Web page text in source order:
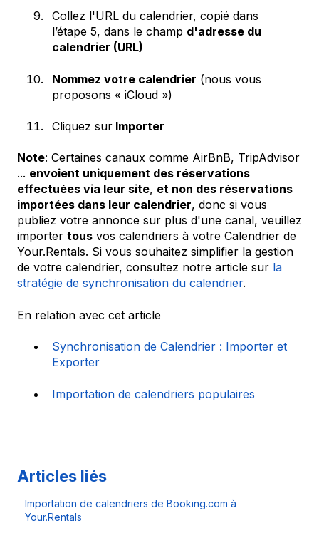
Collez l'URL du calendrier, copié dans
l’étape 5, dans le champ d'adresse du
calendrier (URL)
Nommez votre calendrier (nous vous
proposons « iCloud »)
Cliquez sur Importer
Note: Certaines canaux comme AirBnB, TripAdvisor
... envoient uniquement des réservations
effectuées via leur site, et non des réservations
importées dans leur calendrier, donc si vous
publiez votre annonce sur plus d'une canal, veuillez
importer tous vos calendriers à votre Calendrier de
Your.Rentals. Si vous souhaitez simplifier la gestion
de votre calendrier, consultez notre article sur la
stratégie de synchronisation du calendrier.
En relation avec cet article
Synchronisation de Calendrier : Importer et
Exporter
Importation de calendriers populaires
Articles liés
Importation de calendriers de Booking.com à
Your.Rentals